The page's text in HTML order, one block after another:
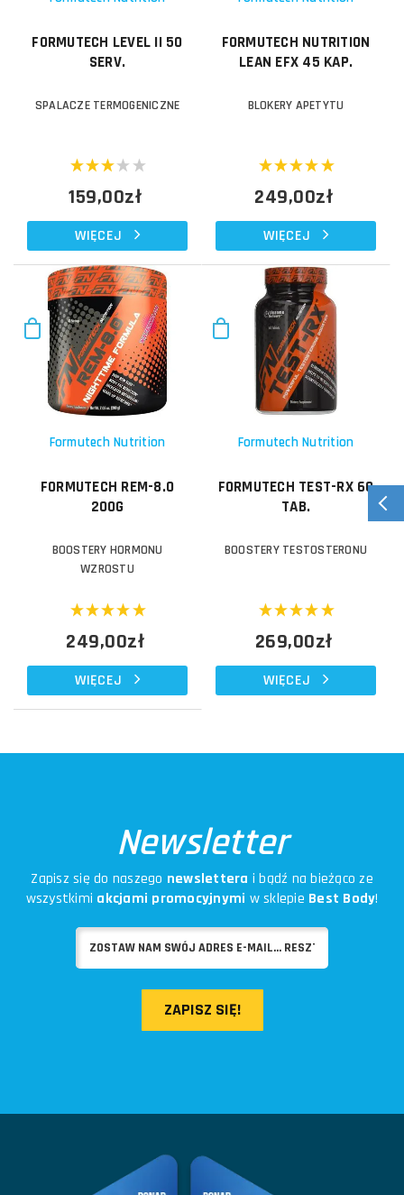
FORMUTECH LEVEL II 50
SERV.
SPALACZE TERMOGENICZNE
159,00zł
WIĘCEJ
FORMUTECH NUTRITION
LEAN EFX 45 KAP.
BLOKERY APETYTU
249,00zł
WIĘCEJ
Formutech Nutrition
FORMUTECH REM-8.0
200G
BOOSTERY HORMONU
WZROSTU
249,00zł
WIĘCEJ
Formutech Nutrition
FORMUTECH TEST-RX 60
TAB.
BOOSTERY TESTOSTERONU
269,00zł
WIĘCEJ
Newsletter
Zapisz się do naszego newslettera i bądź na bieżąco ze
wszystkimi akcjami promocyjnymi w sklepie Best Body!
ZAPISZ SIĘ!